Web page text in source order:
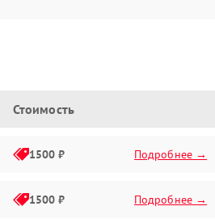
Стоимость
1500 ₽ Подробнее →
1500 ₽ Подробнее →